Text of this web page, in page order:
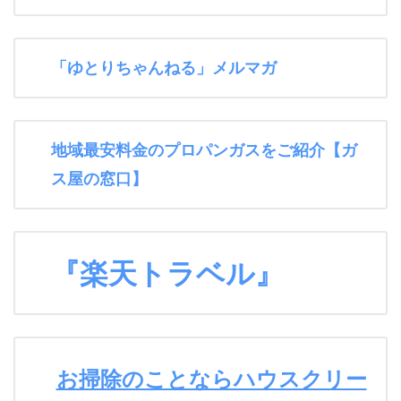
「ゆとりちゃんねる」メルマガ
地域最安料金のプロパンガスをご紹介【ガ
ス屋の窓口】
『楽天トラベル』
お掃除のことならハウスクリー